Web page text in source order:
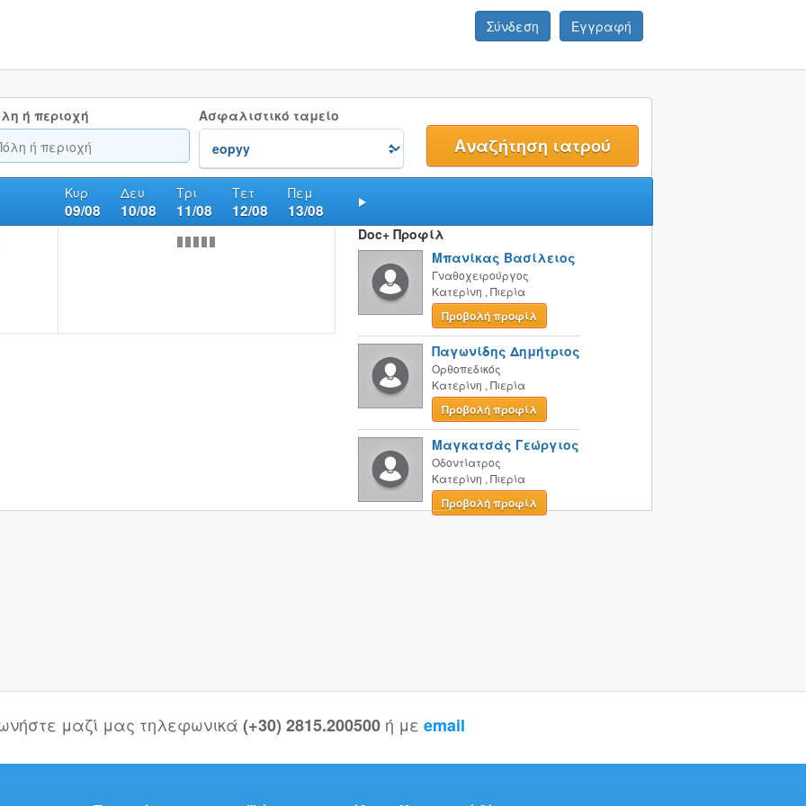
Σύνδεση Εγγραφή
ή περιοχή Ασφαλιστικό ταμείο
Κυρ
09/08
Δευ
10/08
Τρι
11/08
Τετ
12/08
Πεμ
13/08
Doc+ Προφίλ
Μπανίκας Βασίλειος
Γναθοχειρούργος
Κατερίνη , Πιερία
Προβολή προφίλ
Παγωνίδης Δημήτριος
Ορθοπεδικός
Κατερίνη , Πιερία
Προβολή προφίλ
Μαγκατσάς Γεώργιος
Οδοντίατρος
Κατερίνη , Πιερία
Προβολή προφίλ
μαζί μας τηλεφωνικά (+30) 2815.200500 ή με email